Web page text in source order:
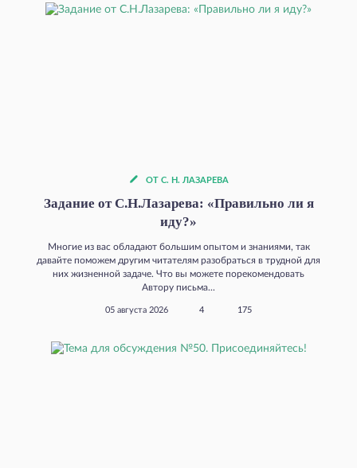
ОТ С. Н. ЛАЗАРЕВА
Задание от С.Н.Лазарева: «Правильно ли я
иду?»
Многие из вас обладают большим опытом и знаниями, так
давайте поможем другим читателям разобраться в трудной для
них жизненной задаче. Что вы можете порекомендовать
Автору письма...
05 августа 2026 4 175